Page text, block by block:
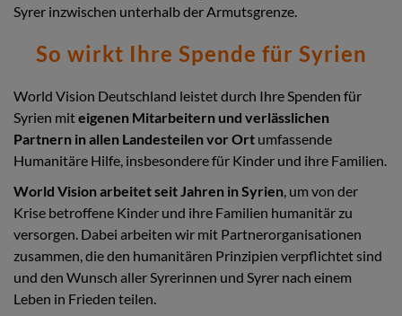
Syrer inzwischen unterhalb der Armutsgrenze.
So wirkt Ihre Spende für Syrien
World Vision Deutschland leistet durch Ihre Spenden für
Syrien miteigenen Mitarbeitern und verlässlichen
Partnern in allen Landesteilen vor Ort umfassende
Humanitäre Hilfe, insbesondere für Kinder und ihre Familien.
World Vision arbeitet seit Jahren in Syrien, um von der
Krise betroffene Kinder und ihre Familien humanitär zu
versorgen. Dabei arbeiten wir mit Partnerorganisationen
zusammen, die den humanitären Prinzipien verpflichtet sind
und den Wunsch aller Syrerinnen und Syrer nach einem
Leben in Frieden teilen.